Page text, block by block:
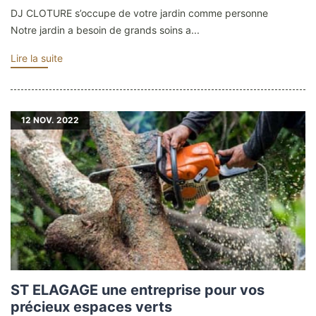
DJ CLOTURE s’occupe de votre jardin comme personne
Notre jardin a besoin de grands soins a...
Lire la suite
12NOV. 2022
ST ELAGAGE une entreprise pour vos
précieux espaces verts